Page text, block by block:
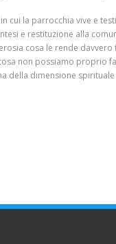
cui la parrocchia vive e
e restituzione alla
cosa le rende
non possiamo proprio
dimensione